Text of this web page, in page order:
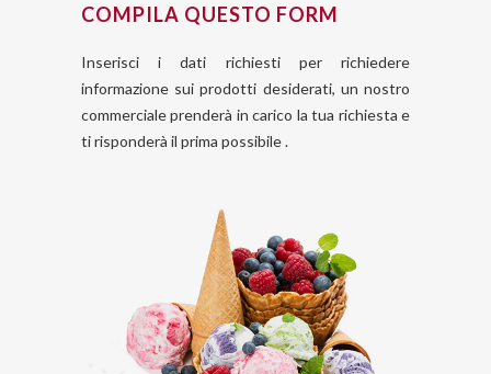
COMPILA QUESTO FORM
Inserisci i dati richiesti per richiedere
informazione sui prodotti desiderati, un nostro
commerciale prenderà in carico la tua richiesta e
ti risponderà il prima possibile .